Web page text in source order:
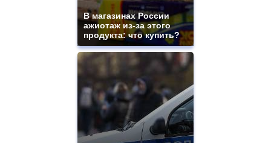
В магазинах России
ажиотаж из-за этого
продукта: что купить?